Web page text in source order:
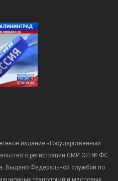
издание «Государственный
о регистрации СМИ ЭЛ № ФС
Выдано Федеральной службой по
технологий и массовых